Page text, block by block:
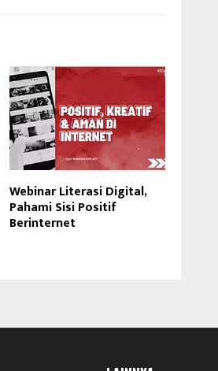
Webinar Literasi Digital,
Pahami Sisi Positif
Berinternet